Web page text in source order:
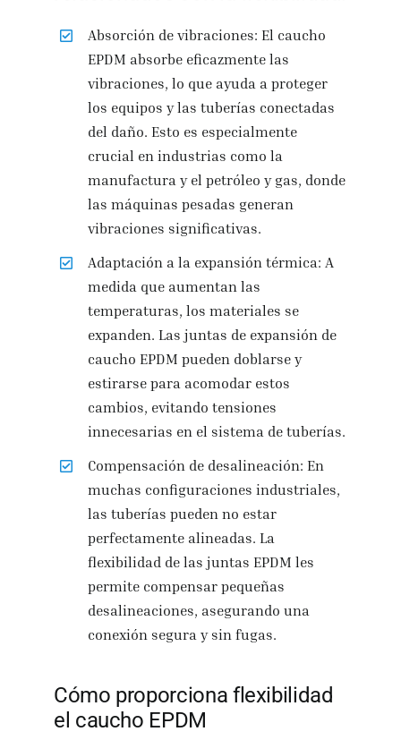
Absorción de vibraciones: El caucho
EPDM absorbe eficazmente las
vibraciones, lo que ayuda a proteger
los equipos y las tuberías conectadas
del daño. Esto es especialmente
crucial en industrias como la
manufactura y el petróleo y gas, donde
las máquinas pesadas generan
vibraciones significativas.
Adaptación a la expansión térmica: A
medida que aumentan las
temperaturas, los materiales se
expanden. Las juntas de expansión de
caucho EPDM pueden doblarse y
estirarse para acomodar estos
cambios, evitando tensiones
innecesarias en el sistema de tuberías.
Compensación de desalineación: En
muchas configuraciones industriales,
las tuberías pueden no estar
perfectamente alineadas. La
flexibilidad de las juntas EPDM les
permite compensar pequeñas
desalineaciones, asegurando una
conexión segura y sin fugas.
Cómo proporciona flexibilidad
el caucho EPDM